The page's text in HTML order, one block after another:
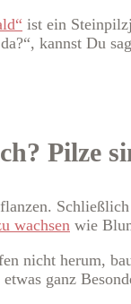
ist ein
kannst Du
Pilze
wachsen wie
nicht herum,
ganz